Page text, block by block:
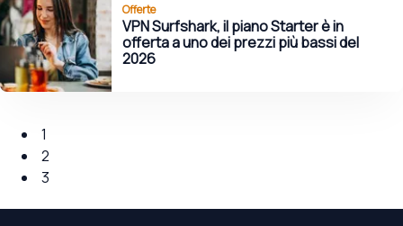
Offerte
VPN Surfshark, il piano Starter è in
offerta a uno dei prezzi più bassi del
2026
1
2
3